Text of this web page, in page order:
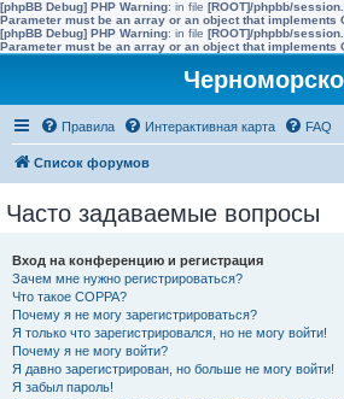
[phpBB Debug] PHP Warning: in file [ROOT]/phpbb/
Parameter must be an array or an object that implements
[phpBB Debug] PHP Warning: in file [ROOT]/phpbb/
Parameter must be an array or an object that implements
Правила Интерактивная карта FAQ
Список форумов
Часто задаваемые вопросы
Вход на конференцию и регистрация
Зачем мне нужно регистрироваться?
Что такое COPPA?
Почему я не могу зарегистрироваться?
Я только что зарегистрировался, но не могу войти!
Почему я не могу войти?
Я давно зарегистрирован, но больше не могу войти!
Я забыл пароль!